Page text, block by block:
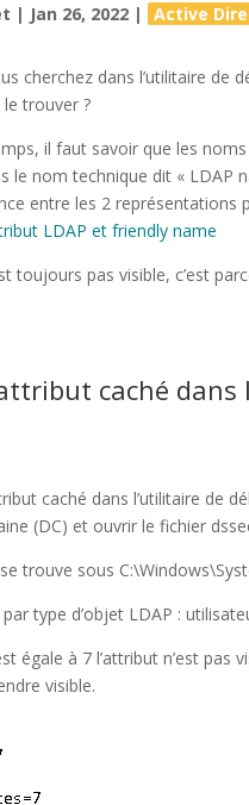
| Jan 26, 2022 | Active
cherchez dans l’utilitaire de
trouver ?
il faut savoir que les
le nom technique dit « LDAP
entre les 2 représentations
LDAP et friendly name
toujours pas visible, c’est
caché dans
caché dans l’utilitaire de
(DC) et ouvrir le fichier
trouve sous
type d’objet LDAP :
égale à 7 l’attribut n’est
visible.